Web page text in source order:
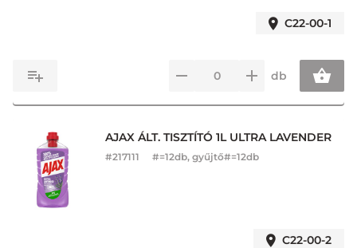
C22-00-1
db
AJAX ÁLT. TISZTÍTÓ 1L ULTRA LAVENDER
#217111 #=12db, gyűjtő#=12db
C22-00-2